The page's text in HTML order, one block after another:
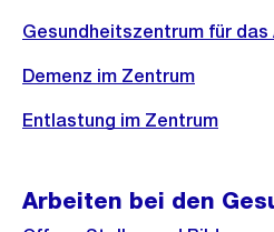
Gesundheitszentrum für das
Demenz im Zentrum
Entlastung im Zentrum
Arbeiten bei den